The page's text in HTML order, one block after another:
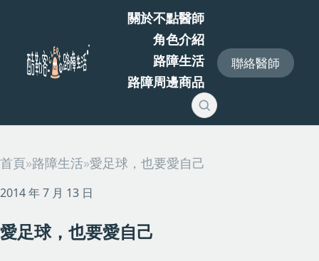
關於不點醫師
角色介紹
路障生活
路障周邊商品
聯絡醫師
首頁»路障生活»愛足球，也要愛自己
2014 年 7 月 13 日
愛足球，也要愛自己